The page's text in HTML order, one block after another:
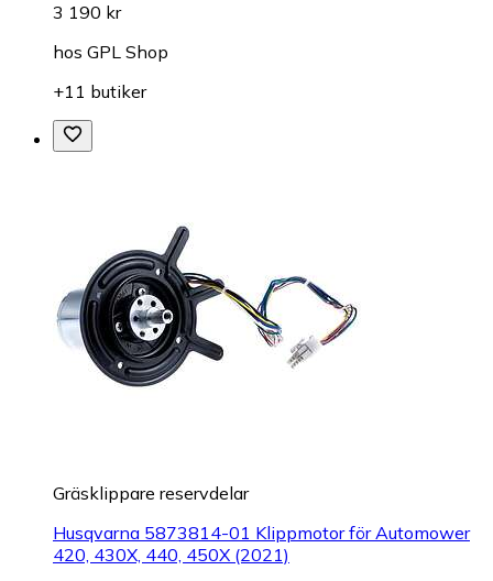
3 190 kr
hos GPL Shop
+11 butiker
Gräsklippare reservdelar
Husqvarna 5873814-01 Klippmotor för Automower
420, 430X, 440, 450X (2021)